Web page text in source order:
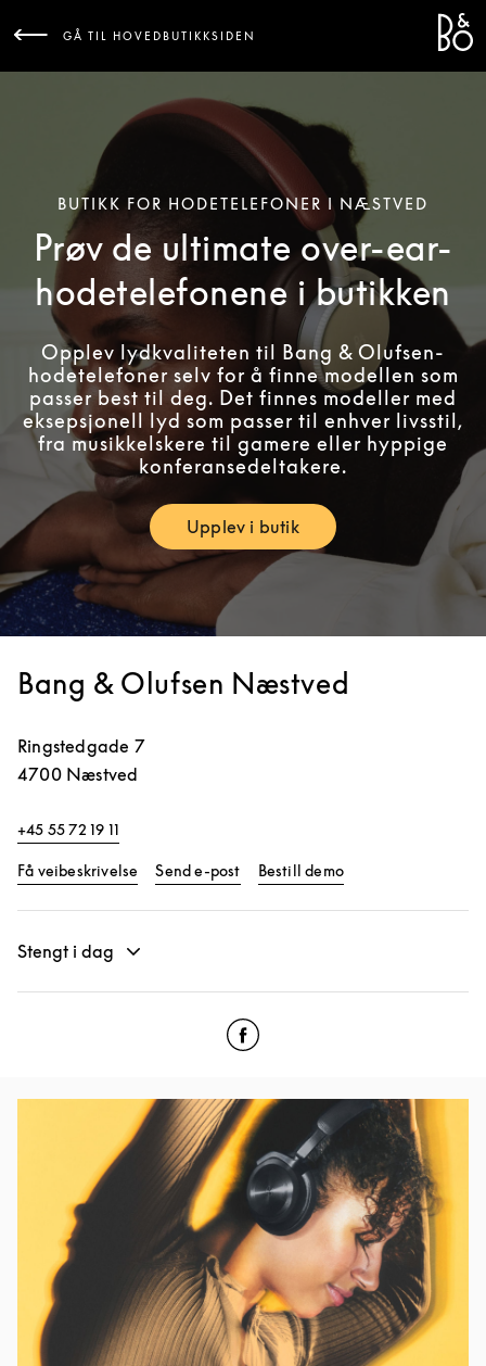
GÅ TIL HOVEDBUTIKKSIDEN
BUTIKK FOR HODETELEFONER I NÆSTVED
Prøv de ultimate over-ear-
hodetelefonene i butikken
Opplev lydkvaliteten til Bang & Olufsen-
hodetelefoner selv for å finne modellen som
passer best til deg. Det finnes modeller med
eksepsjonell lyd som passer til enhver livsstil,
fra musikkelskere til gamere eller hyppige
konferansedeltakere.
Upplev i butikLink Opens in New Tab
Bang & Olufsen Næstved
Ringstedgade 7
4700 Næstved
+45 55 72 19 11
Få veibeskrivelse Link Opens in New Tab
Send e-post Bestill demo
Stengt i dag
Click to open Facebook
Link Opens in New Tab
Bilde av arrangement